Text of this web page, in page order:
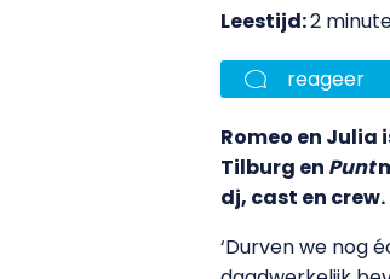
Leestijd:2
reageer
Romeo en Julia
Tilburg en Punt
dj, cast en crew.
‘Durven we nog